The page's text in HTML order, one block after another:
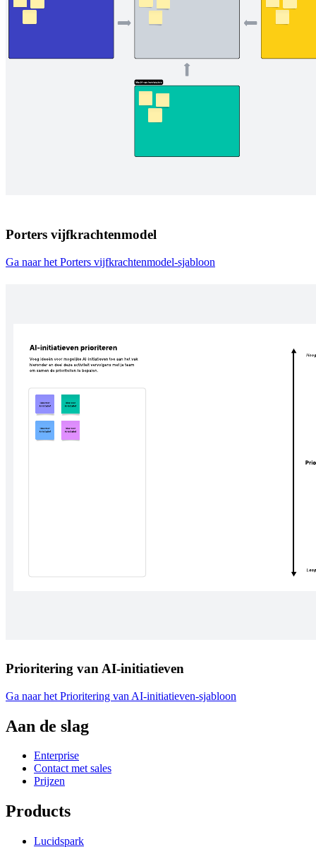
Porters vijfkrachtenmodel
Ga naar het Porters vijfkrachtenmodel-sjabloon
Prioritering van AI-initiatieven
Ga naar het Prioritering van AI-initiatieven-sjabloon
Aan de slag
Enterprise
Contact met sales
Prijzen
Products
Lucidspark